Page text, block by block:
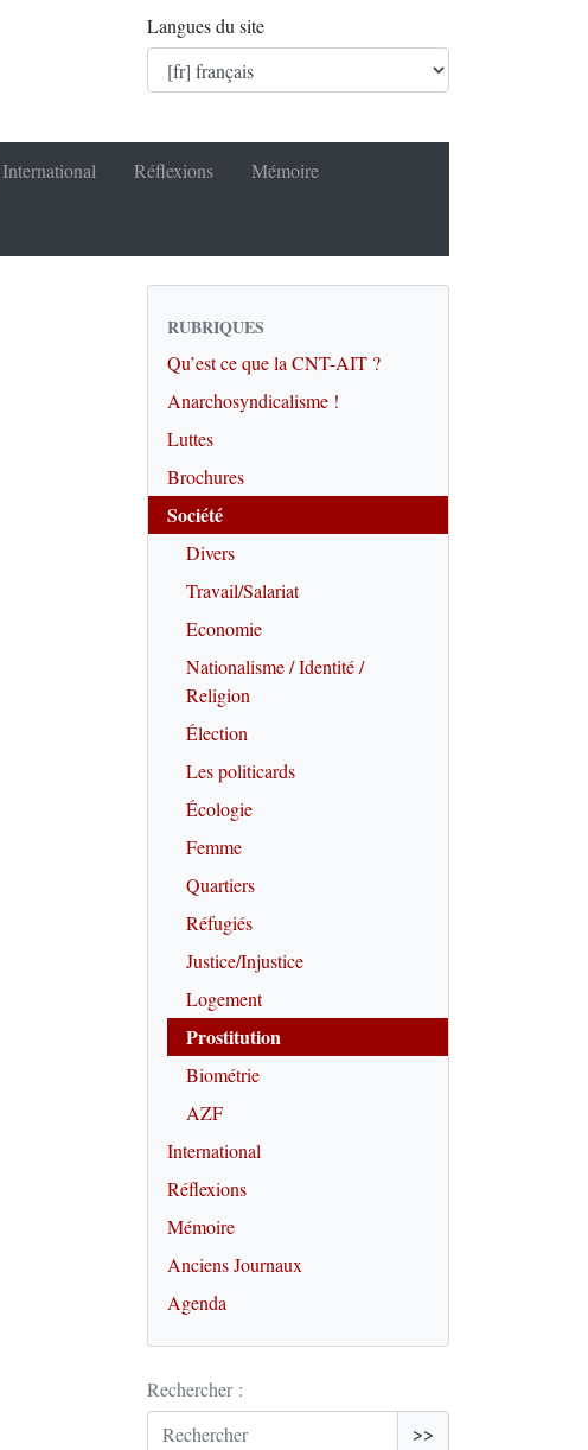
Langues du site
International Réflexions Mémoire
RUBRIQUES
Qu’est ce que la CNT-AIT ?
Anarchosyndicalisme !
Luttes
Brochures
Société
Divers
Travail/Salariat
Economie
Nationalisme / Identité /
Religion
Élection
Les politicards
Écologie
Femme
Quartiers
Réfugiés
Justice/Injustice
Logement
Prostitution
Biométrie
AZF
International
Réflexions
Mémoire
Anciens Journaux
Agenda
Rechercher :
>>